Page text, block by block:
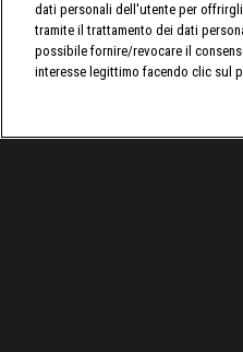
dati personali dell'utente per
tramite il trattamento dei dati
possibile fornire/revocare il
interesse legittimo facendo clic sul